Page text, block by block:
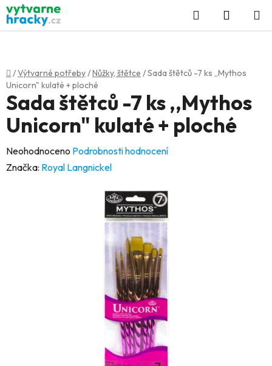
Přejít
na
obsah
Hledat
KOŠÍK
Domů
/Výtvarné potřeby/Nůžky, štětce /Sada štětců -7 ks ,,Mythos
Unicorn" kulaté + ploché
Sada štětců -7 ks ,,Mythos
Unicorn" kulaté + ploché
Průměrné
hodnocení
Neohodnoceno Podrobnosti hodnocení
Značka: Royal Langnickel